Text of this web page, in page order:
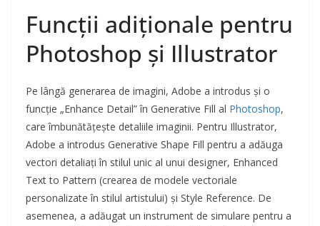
Funcții adiționale pentru
Photoshop și Illustrator
Pe lângă generarea de imagini, Adobe a introdus și o
funcție „Enhance Detail” în Generative Fill al Photoshop,
care îmbunătățește detaliile imaginii. Pentru Illustrator,
Adobe a introdus Generative Shape Fill pentru a adăuga
vectori detaliați în stilul unic al unui designer, Enhanced
Text to Pattern (crearea de modele vectoriale
personalizate în stilul artistului) și Style Reference. De
asemenea, a adăugat un instrument de simulare pentru a